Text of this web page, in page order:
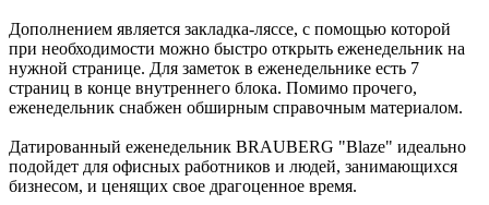
Дополнением является закладка-ляссе, с помощью которой
при необходимости можно быстро открыть еженедельник на
нужной странице. Для заметок в еженедельнике есть 7
страниц в конце внутреннего блока. Помимо прочего,
еженедельник снабжен обширным справочным материалом.
Датированный еженедельник BRAUBERG "Blaze" идеально
подойдет для офисных работников и людей, занимающихся
бизнесом, и ценящих свое драгоценное время.